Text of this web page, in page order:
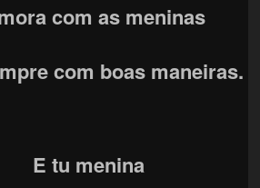
com as meninas
com boas maneiras.
E tu menina